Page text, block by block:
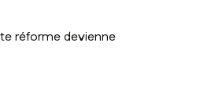
réforme devienne